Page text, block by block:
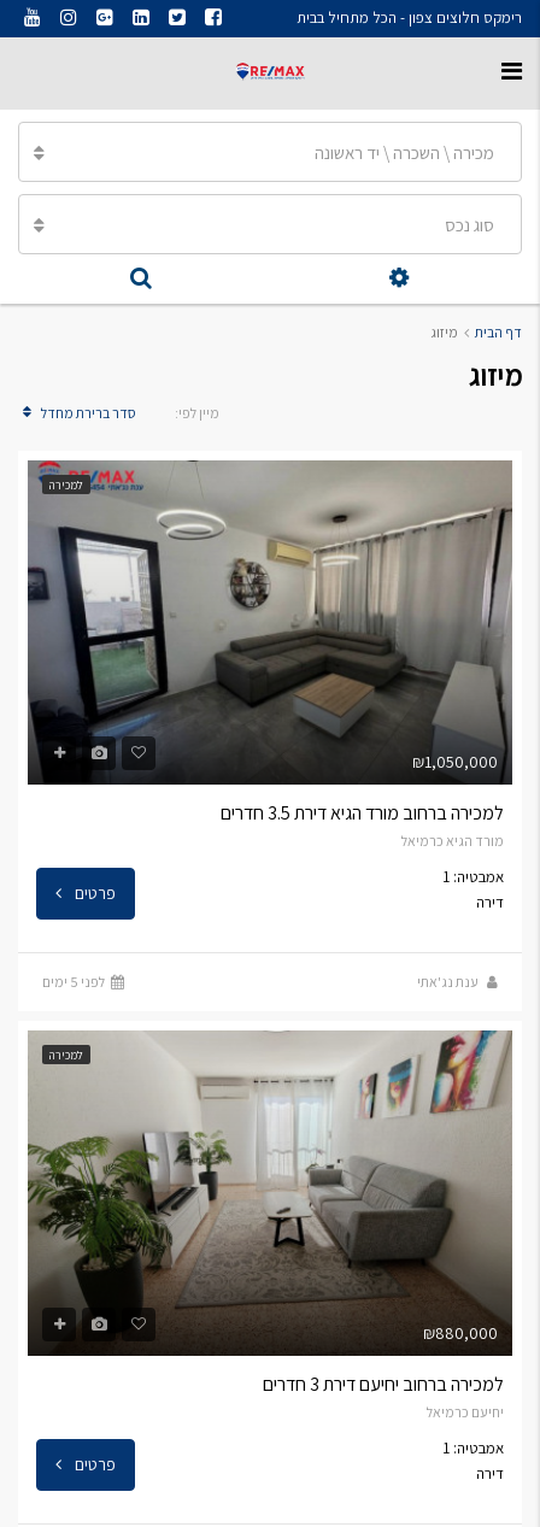
רימקס חלוצים צפון - הכל מתחיל בבית
מכירה \ השכרה \ יד ראשונה
סוג נכס
דף הבית מיזוג
מיזוג
מיין לפי: סדר ברירת מחדל
למכירה
₪1,050,000
למכירה ברחוב מורד הגיא דירת 3.5 חדרים
מורד הגיא כרמיאל
אמבטיה: 1
דירה
פרטים
ענת נג'אתי לפני 5 ימים
למכירה
₪880,000
למכירה ברחוב יחיעם דירת 3 חדרים
יחיעם כרמיאל
אמבטיה: 1
דירה
פרטים